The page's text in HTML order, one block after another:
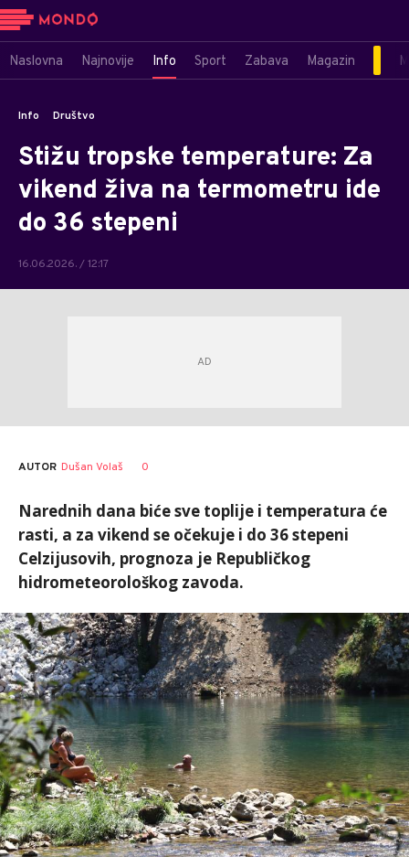
Naslovna Najnovije Info Sport Zabava Magazin
Info Društvo
Stižu tropske temperature: Za
vikend živa na termometru ide
do 36 stepeni
16.06.2026. / 12:17
AUTOR Dušan Volaš 0
Narednih dana biće sve toplije i temperatura će
rasti, a za vikend se očekuje i do 36 stepeni
Celzijusovih, prognoza je Republičkog
hidrometeorološkog zavoda.